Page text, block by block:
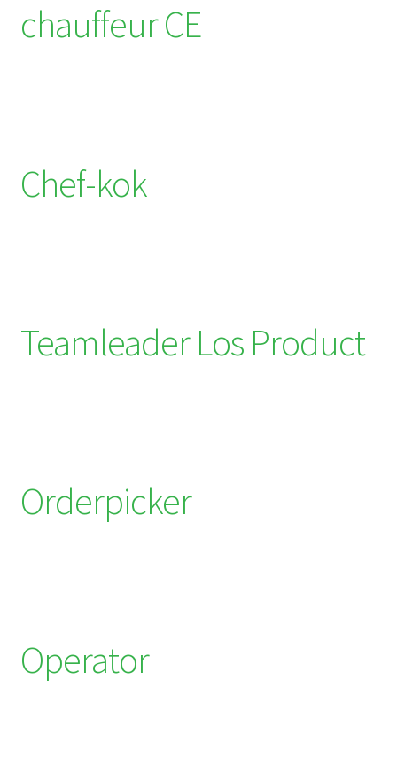
chauffeur CE
Chef-kok
Teamleader Los Product
Orderpicker
Operator